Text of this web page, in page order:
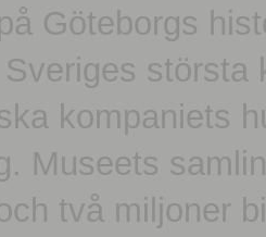
Göteborgs
största
kompaniets
Museets
två miljoner